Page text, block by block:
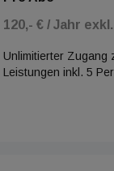
120,- € / Jahr
Unlimitierter Zugang
Leistungen inkl. 5